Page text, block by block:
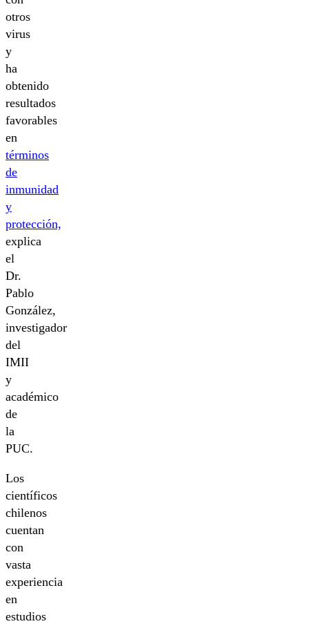
otros
virus
y
ha
obtenido
resultados
favorables
en
términos
de
inmunidad
y
protección,
explica
el
Dr.
Pablo
González,
investigador
del
IMII
y
académico
de
la
PUC.
Los
científicos
chilenos
cuentan
con
vasta
experiencia
en
estudios